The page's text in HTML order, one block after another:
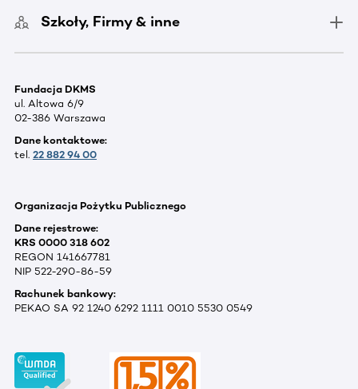
Szkoły, Firmy & inne
Fundacja DKMS
ul. Altowa 6/9
02-386 Warszawa
Dane kontaktowe:
tel. 22 882 94 00
Organizacja Pożytku Publicznego
Dane rejestrowe:
KRS 0000 318 602
REGON 141667781
NIP 522-290-86-59
Rachunek bankowy:
PEKAO SA 92 1240 6292 1111 0010 5530 0549